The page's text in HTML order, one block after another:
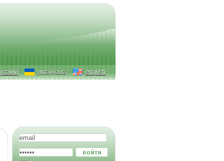
українська english